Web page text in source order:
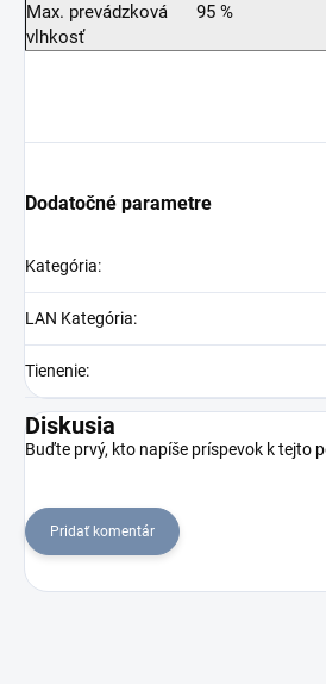
Max. prevádzková
vlhkosť
95 %
Dodatočné parametre
Kategória:
LAN Kategória:
Tienenie:
Diskusia
Buďte prvý, kto napíše príspevok k tejto
Pridať komentár